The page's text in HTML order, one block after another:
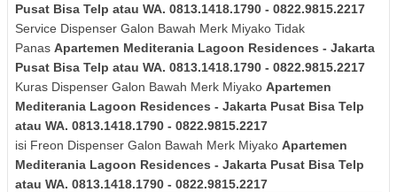
Pusat Bisa Telp atau WA. 0813.1418.1790 - 0822.9815.2217
Service Dispenser Galon Bawah Merk Miyako Tidak
Panas Apartemen Mediterania Lagoon Residences - Jakarta
Pusat Bisa Telp atau WA. 0813.1418.1790 - 0822.9815.2217
Kuras Dispenser Galon Bawah Merk Miyako Apartemen
Mediterania Lagoon Residences - Jakarta Pusat Bisa Telp
atau WA. 0813.1418.1790 - 0822.9815.2217
isi Freon Dispenser Galon Bawah Merk Miyako Apartemen
Mediterania Lagoon Residences - Jakarta Pusat Bisa Telp
atau WA. 0813.1418.1790 - 0822.9815.2217